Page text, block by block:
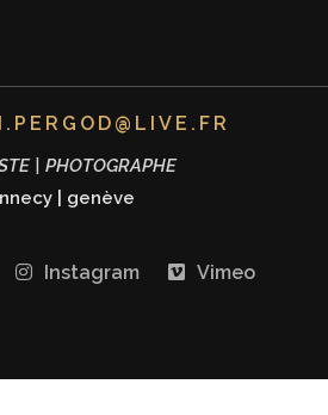
| PHOTOGRAPHE
| genève
Instagram Vimeo